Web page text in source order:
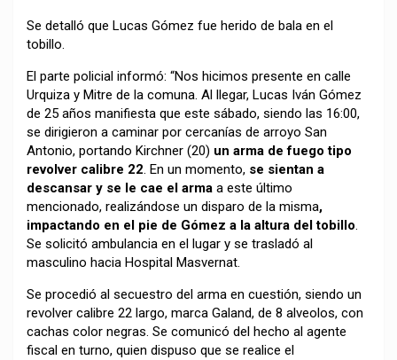
Se detalló que Lucas Gómez fue herido de bala en el
tobillo.
El parte policial informó: “Nos hicimos presente en calle
Urquiza y Mitre de la comuna. Al llegar, Lucas Iván Gómez
de 25 años manifiesta que este sábado, siendo las 16:00,
se dirigieron a caminar por cercanías de arroyo San
Antonio, portando Kirchner (20) un arma de fuego tipo
revolver calibre 22. En un momento, se sientan a
descansar y se le cae el arma a este último
mencionado, realizándose un disparo de la misma,
impactando en el pie de Gómez a la altura del tobillo.
Se solicitó ambulancia en el lugar y se trasladó al
masculino hacia Hospital Masvernat.
Se procedió al secuestro del arma en cuestión, siendo un
revolver calibre 22 largo, marca Galand, de 8 alveolos, con
cachas color negras. Se comunicó del hecho al agente
fiscal en turno, quien dispuso que se realice el